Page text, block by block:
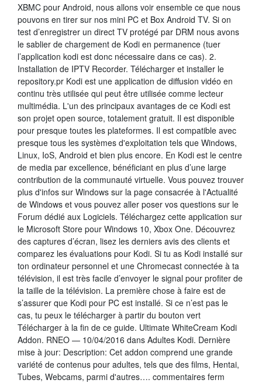
XBMC pour Android, nous allons voir ensemble ce que nous
pouvons en tirer sur nos mini PC et Box Android TV. Si on
test d’enregistrer un direct TV protégé par DRM nous avons
le sablier de chargement de Kodi en permanence (tuer
l’application kodi est donc nécessaire dans ce cas). 2.
Installation de IPTV Recorder. Télécharger et installer le
repository.pr Kodi est une application de diffusion vidéo en
continu très utilisée qui peut être utilisée comme lecteur
multimédia. L'un des principaux avantages de ce Kodi est
son projet open source, totalement gratuit. Il est disponible
pour presque toutes les plateformes. Il est compatible avec
presque tous les systèmes d'exploitation tels que Windows,
Linux, IoS, Android et bien plus encore. En Kodi est le centre
de media par excellence, bénéficiant en plus d’une large
contribution de la communauté virtuelle. Vous pouvez trouver
plus d'infos sur Windows sur la page consacrée à l'Actualité
de Windows et vous pouvez aller poser vos questions sur le
Forum dédié aux Logiciels. Téléchargez cette application sur
le Microsoft Store pour Windows 10, Xbox One. Découvrez
des captures d’écran, lisez les derniers avis des clients et
comparez les évaluations pour Kodi. Si tu as Kodi installé sur
ton ordinateur personnel et une Chromecast connectée à ta
télévision, il est très facile d’envoyer le signal pour profiter de
la taille de la télévision. La première chose à faire est de
s’assurer que Kodi pour PC est installé. Si ce n’est pas le
cas, tu peux le télécharger à partir du bouton vert
Télécharger à la fin de ce guide. Ultimate WhiteCream Kodi
Addon. RNEO — 10/04/2016 dans Adultes Kodi. Dernière
mise à jour: Description: Cet addon comprend une grande
variété de contenus pour adultes, tels que des films, Hentai,
Tubes, Webcams, parmi d'autres…. commentaires ferm